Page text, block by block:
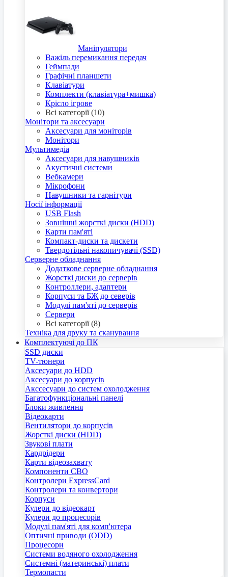
Маніпулятори
Важіль перемикання передач
Геймпади
Графічні планшети
Клавіатури
Комплекти (клавіатура+мишка)
Крісло ігрове
Всі категорії (10)
Монітори та аксесуари
Аксесуари для моніторів
Монітори
Мультимедіа
Аксесуари для навушників
Акустичні системи
Вебкамери
Мікрофони
Навушники та гарнітури
Носії інформації
USB Flash
Зовнішні жорсткі диски (HDD)
Карти пам'яті
Компакт-диски та дискети
Твердотільні накопичувачі (SSD)
Серверне обладнання
Додаткове серверне обладнання
Жорсткі диски до серверів
Контроллери, адаптери
Корпуси та БЖ до северів
Модулі пам'яті до серверів
Сервери
Всі категорії (8)
Техніка для друку та сканування
Комплектуючі до ПК
SSD диски
TV-тюнери
Аксесуари до HDD
Аксесуари до корпусів
Акссесуари до систем охолодження
Багатофункціональні панелі
Блоки живлення
Відеокарти
Вентилятори до корпусів
Жорсткі диски (HDD)
Звукові плати
Кардрідери
Карти відеозахвату
Компоненти СВО
Контролери ExpressCard
Контролери та конвертори
Корпуси
Кулери до відеокарт
Кулери до процесорів
Модулі пам'яті для комп'ютера
Оптичні приводи (ODD)
Процесори
Системи водяного охолодження
Системні (материнські) плати
Термопасти